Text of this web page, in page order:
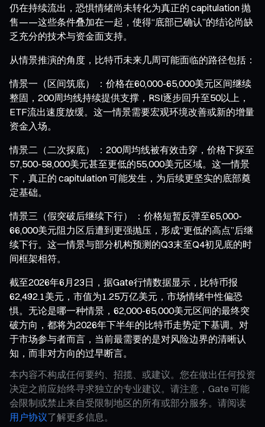
仍在持续流出，恐惧情绪尚未转化为真正的 capitulation 抛
售——这些条件叠加在一起，使得“底部已确认”的结论尚缺
乏充分的技术与资金面支持。
从情景推演的角度，比特币未来几周可能面临的路径包括：
情景一（区间筑底） ：价格在60,000-65,000美元区间继续
整固，200周均线持续提供支撑，RSI逐步回升至50以上，
ETF流出速度放缓。这一情景需要宏观环境改善或新的增量
资金入场。
情景二（二次探底） ：200周均线被有效击穿，价格下探至
57,500-58,000美元甚至更低的55,000美元区域。这一情景
下，真正的 capitulation 可能发生，为后续更坚实的底部奠
定基础。
情景三（假突破后继续下行） ：价格短暂反弹至65,000-
66,000美元阻力区后遭到更强抛压，形成“更低的高点”后继
续下行。这一情景与部分机构预测的Q3末至Q4初见底的时
间框架相符。
截至2026年6月23日，据Gate行情数据显示，比特币报
62,492.1美元，市值为1.25万亿美元，市场情绪中性偏恐
惧。无论是哪一种情景，62,000-65,000美元区间的最终突
破方向，都将为2026年下半年的比特币走势定下基调。对
于市场参与者而言，当前最需要的是对风险边界的清晰认
知，而非对方向的过早断言。
本内容不构成任何要约、招揽、或建议。您在做出任何投资
决定之前应始终寻求独立的专业建议。请注意，Gate 可能
会限制或禁止来自受限制地区的所有或部分服务。请阅读
用户协议了解更多信息。